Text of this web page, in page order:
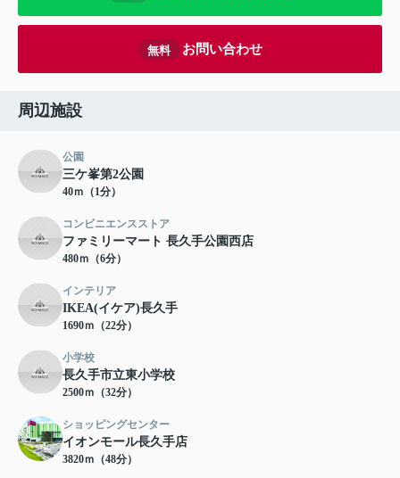
無料 お問い合わせ
周辺施設
公園
三ケ峯第2公園
40ｍ（1分）
コンビニエンスストア
ファミリーマート 長久手公園西店
480ｍ（6分）
インテリア
IKEA(イケア)長久手
1690ｍ（22分）
小学校
長久手市立東小学校
2500ｍ（32分）
ショッピングセンター
イオンモール長久手店
3820ｍ（48分）